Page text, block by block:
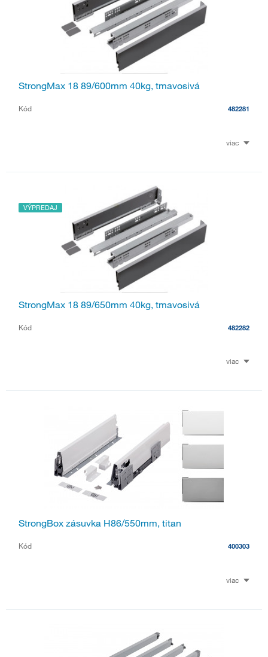
StrongMax 18 89/600mm 40kg, tmavosivá
Kód 482281
viac
VÝPREDAJ
StrongMax 18 89/650mm 40kg, tmavosivá
Kód 482282
viac
StrongBox zásuvka H86/550mm, titan
Kód 400303
viac